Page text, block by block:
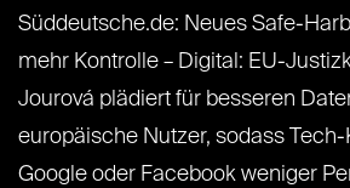
Süddeutsche.de: Neues Safe-
mehr Kontrolle – Digital: EU-
Jourová plädiert für besseren
europäische Nutzer, sodass
Google oder Facebook weniger